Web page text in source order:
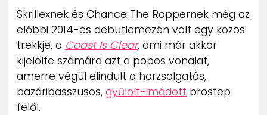
UTCA
ZENE
MÉDIAAJÁNLAT
IMPRESSZUM
PR-ARCHÍVUM
Skrillexnek és Chance The Rappernek még az
előbbi 2014-es debütlemezén volt egy közös
trekkje, a Coast Is Clear, ami már akkor
kijelölte számára azt a popos vonalat,
amerre végül elindult a horzsolgatós,
bazáribasszusos, gyűlölt-imádott brostep
felől.